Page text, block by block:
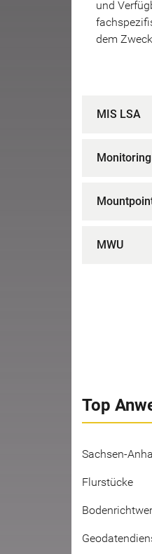
und
dem
MIS LSA
Monitoring
MWU
Top
Sachsen-
Flurstücke